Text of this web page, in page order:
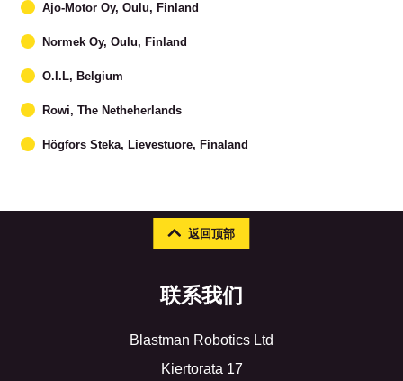
Ajo-Motor Oy, Oulu, Finland
Normek Oy, Oulu, Finland
O.I.L, Belgium
Rowi, The Netheherlands
Högfors Steka, Lievestuore, Finaland
返回顶部
联系我们
Blastman Robotics Ltd
Kiertorata 17